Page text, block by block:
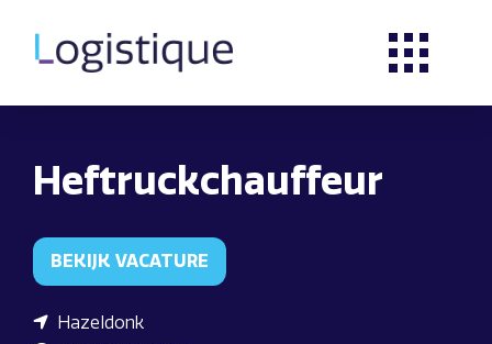
Heftruckchauffeur
BEKIJK VACATURE
Hazeldonk